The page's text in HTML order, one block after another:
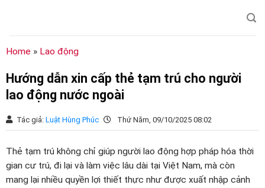
dung
Home » Lao động
Hướng dẫn xin cấp thẻ tạm trú cho người
lao động nước ngoài
Tác giả: Luật Hùng Phúc Thứ Năm, 09/10/2025 08:02
Thẻ tạm trú không chỉ giúp người lao động hợp pháp hóa thời
gian cư trú, đi lại và làm việc lâu dài tại Việt Nam, mà còn
mang lại nhiều quyền lợi thiết thực như được xuất nhập cảnh